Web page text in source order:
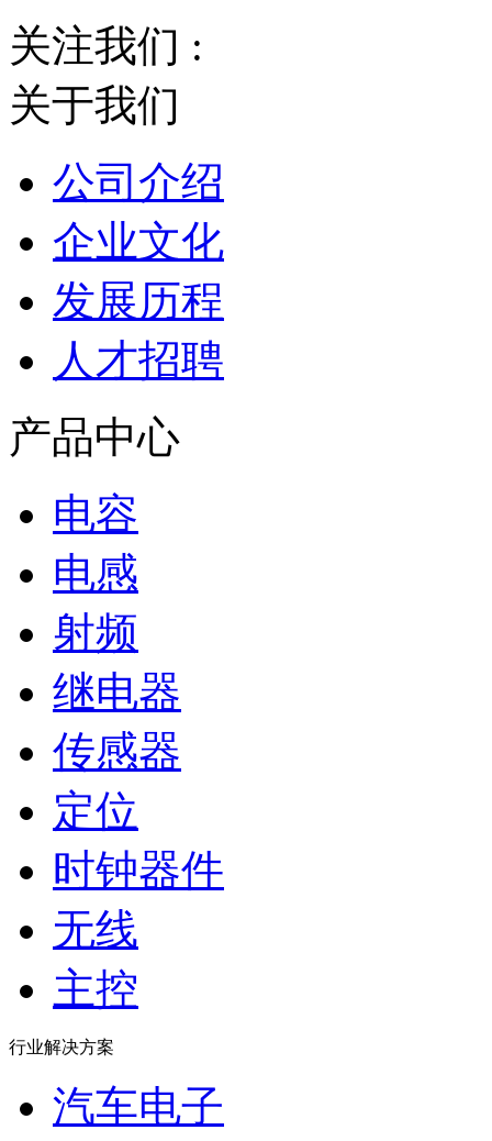
关注我们 :
关于我们
公司介绍
企业文化
发展历程
人才招聘
产品中心
电容
电感
射频
继电器
传感器
定位
时钟器件
无线
主控
行业解决方案
汽车电子